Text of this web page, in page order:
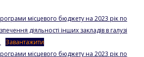
місцевого бюджету на 2023 рік по
діяльності інших закладів в галузі
Завантажити
місцевого бюджету на 2023 рік по